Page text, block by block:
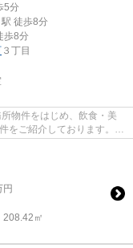
5分
駅 徒歩8分
歩8分
３丁目
物件をはじめ、飲食・美
をご紹介しております。
円
208.42㎡